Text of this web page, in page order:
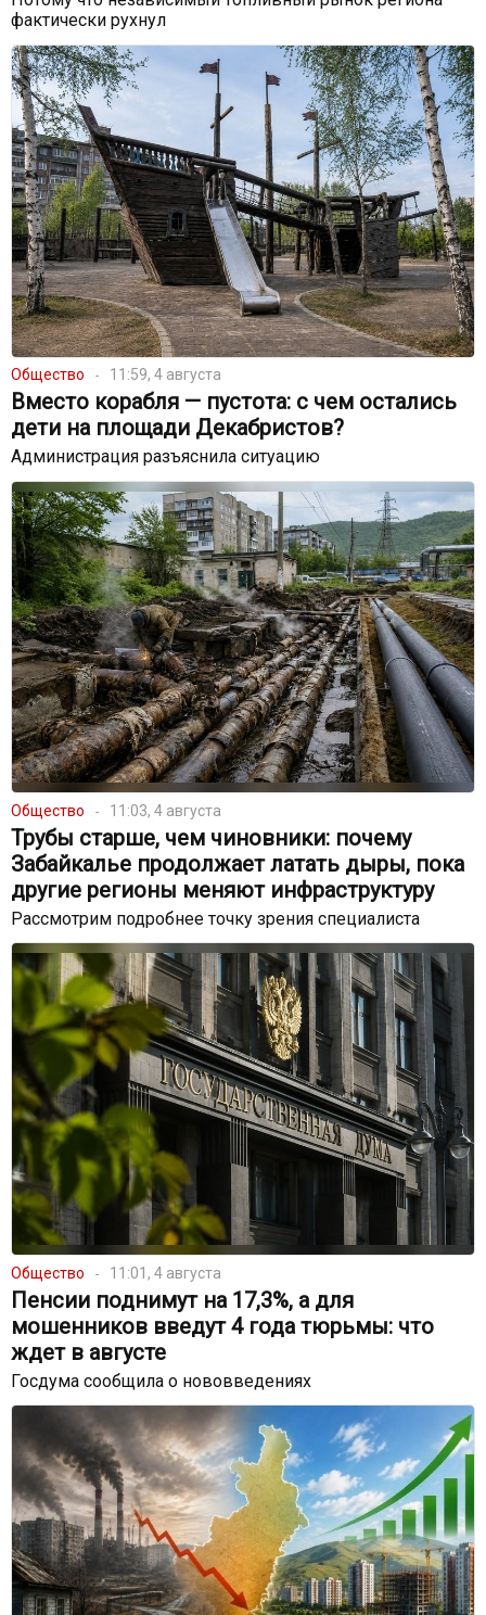
фактически рухнул
Общество 11:59, 4 августа
Вместо корабля — пустота: с чем остались
дети на площади Декабристов?
Администрация разъяснила ситуацию
Общество 11:03, 4 августа
Трубы старше, чем чиновники: почему
Забайкалье продолжает латать дыры, пока
другие регионы меняют инфраструктуру
Рассмотрим подробнее точку зрения специалиста
Общество 11:01, 4 августа
Пенсии поднимут на 17,3%, а для
мошенников введут 4 года тюрьмы: что
ждет в августе
Госдума сообщила о нововведениях